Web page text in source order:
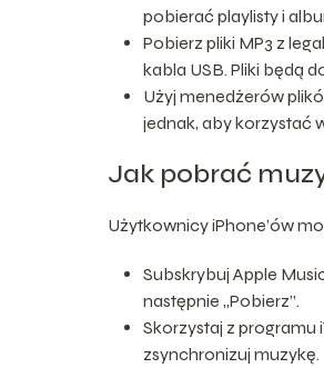
pobierać playlisty i
Pobierz pliki MP3 z
kabla USB. Pliki będą
Użyj menedżerów
jednak, aby korzystać
Jak pobrać
Użytkownicy iPhone’ów
Subskrybuj Apple
następnie „Pobierz”.
Skorzystaj z programu
zsynchronizuj muzykę.